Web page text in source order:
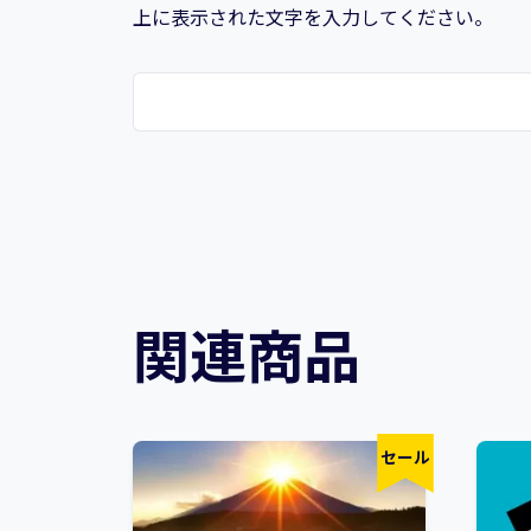
上に表示された文字を入力してください。
関連商品
セール